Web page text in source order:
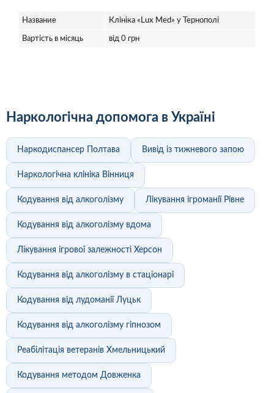
Название Клініка «Lux Med» у Тернополі
Вартість в місяць від 0 грн
Наркологічна допомога в Україні
Наркодиспансер Полтава Вивід із тижневого запою
Наркологічна клініка Вінниця
Кодування від алкоголізму Лікування ігроманії Рівне
Кодування від алкоголізму вдома
Лікування ігрової залежності Херсон
Кодування від алкоголізму в стаціонарі
Кодування від лудоманії Луцьк
Кодування від алкоголізму гіпнозом
Реабілітація ветеранів Хмельницький
Кодування методом Довженка